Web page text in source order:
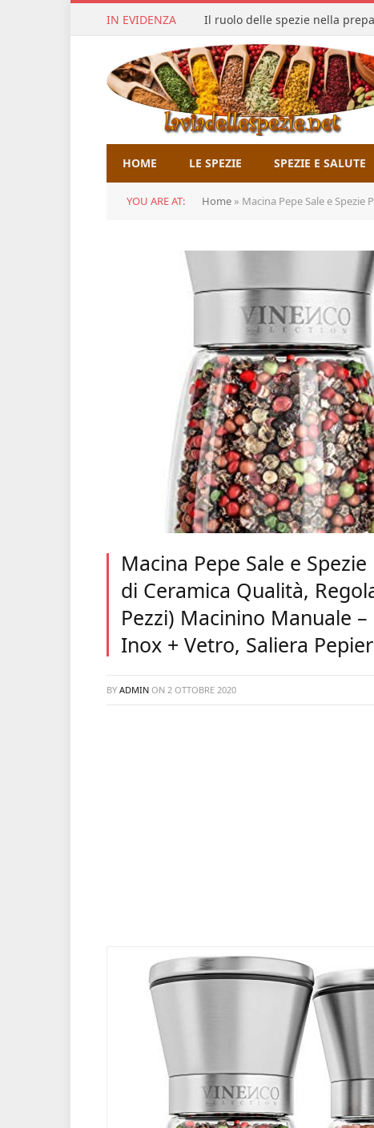
IN EVIDENZA Il ruolo delle spezie nella
HOME LE SPEZIE SPEZIE E SALUTE
YOU ARE AT: Home » Macina Pepe Sale e Spezie
Macina Pepe Sale e
di Ceramica Qualità,
Pezzi) Macinino Manuale
Inox + Vetro, Saliera
BY ADMIN ON 2 OTTOBRE 2020